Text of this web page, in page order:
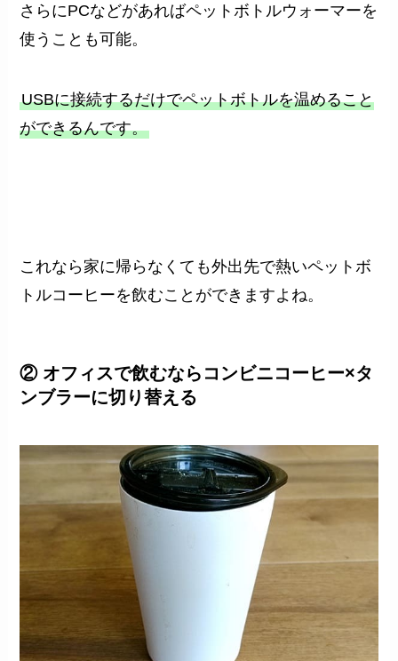
さらにPCなどがあればペットボトルウォーマーを
使うことも可能。
USBに接続するだけでペットボトルを温めること
ができるんです。
これなら家に帰らなくても外出先で熱いペットボ
トルコーヒーを飲むことができますよね。
② オフィスで飲むならコンビニコーヒー×タ
ンブラーに切り替える